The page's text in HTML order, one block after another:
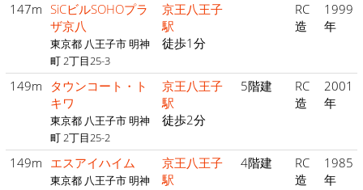
147m SiCビルSOHOプラ
ザ京八
東京都 八王子市 明神
町 2丁目25-3
京王八王子
駅
徒歩1分
RC
造
1999
年
149m
タウンコート・ト
キワ
東京都 八王子市 明神
町 2丁目25-2
京王八王子
駅
徒歩2分
5階建
RC
造
2001
年
149m エスアイハイム
東京都 八王子市 明神
京王八王子
駅
4階建
RC
造
1985
年